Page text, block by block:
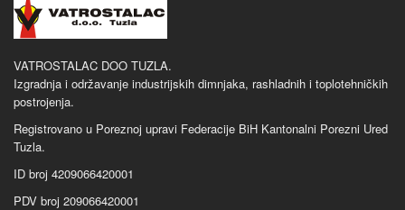
VATROSTALAC DOO TUZLA.
Izgradnja i održavanje industrijskih dimnjaka, rashladnih i toplotehničkih
postrojenja.
Registrovano u Poreznoj upravi Federacije BiH Kantonalni Porezni Ured
Tuzla.
ID broj 4209066420001
PDV broj 209066420001